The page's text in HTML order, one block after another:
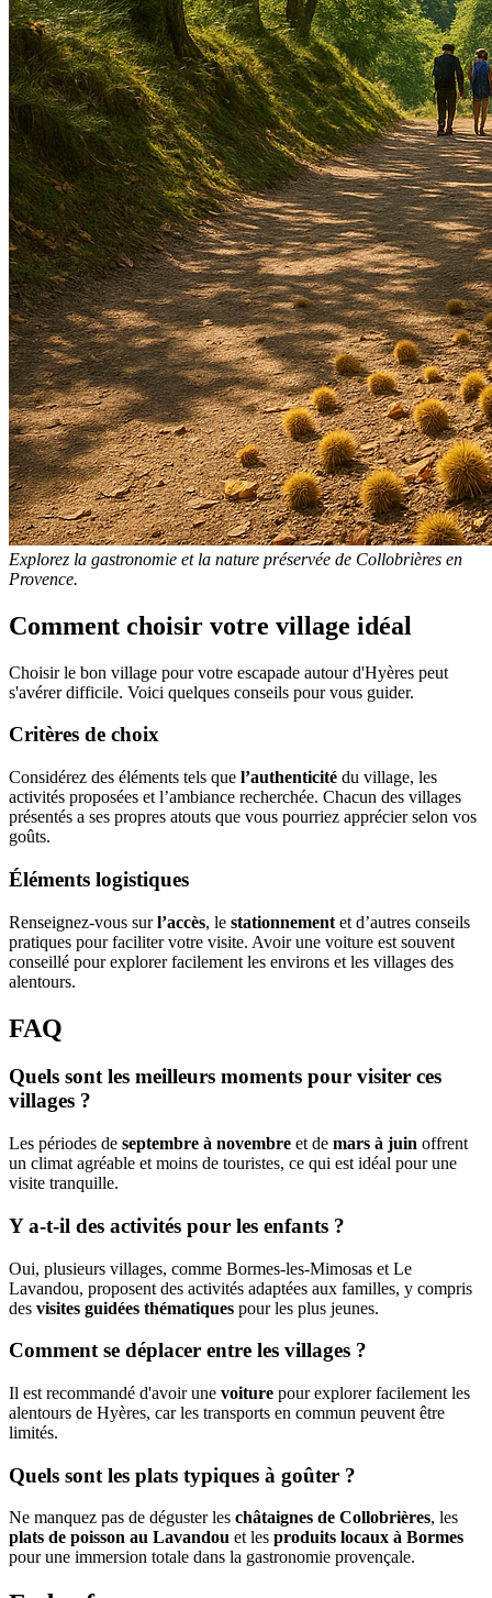
Explorez la gastronomie et la nature préservée de Collobrières en
Provence.
Comment choisir votre village idéal
Choisir le bon village pour votre escapade autour d'Hyères peut
s'avérer difficile. Voici quelques conseils pour vous guider.
Critères de choix
Considérez des éléments tels que l’authenticité du village, les
activités proposées et l’ambiance recherchée. Chacun des villages
présentés a ses propres atouts que vous pourriez apprécier selon vos
goûts.
Éléments logistiques
Renseignez-vous surl’accès, le stationnement et d’autres conseils
pratiques pour faciliter votre visite. Avoir une voiture est souvent
conseillé pour explorer facilement les environs et les villages des
alentours.
FAQ
Quels sont les meilleurs moments pour visiter ces
villages ?
Les périodes de septembre à novembre et de mars à juin offrent
un climat agréable et moins de touristes, ce qui est idéal pour une
visite tranquille.
Y a-t-il des activités pour les enfants ?
Oui, plusieurs villages, comme Bormes-les-Mimosas et Le
Lavandou, proposent des activités adaptées aux familles, y compris
des visites guidées thématiques pour les plus jeunes.
Comment se déplacer entre les villages ?
Il est recommandé d'avoir une voiture pour explorer facilement les
alentours de Hyères, car les transports en commun peuvent être
limités.
Quels sont les plats typiques à goûter ?
Ne manquez pas de déguster les châtaignes de Collobrières, les
plats de poisson au Lavandou et les produits locaux à Bormes
pour une immersion totale dans la gastronomie provençale.